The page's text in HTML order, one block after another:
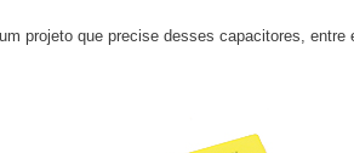
projeto que precise desses capacitores,